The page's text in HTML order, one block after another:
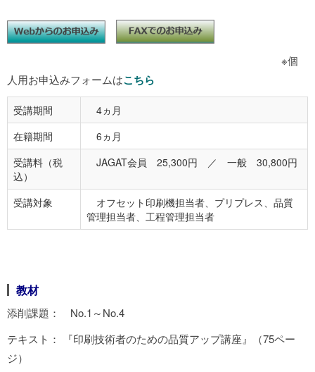
※個
人用お申込みフォームはこちら
受講期間
4ヵ月
在籍期間
6ヵ月
受講料（税
込）
JAGAT会員 25,300円 ／ 一般 30,800円
受講対象
オフセット印刷機担当者、プリプレス、品質
管理担当者、工程管理担当者
教材
添削課題： No.1～No.4
テキスト： 『印刷技術者のための品質アップ講座』（75ペー
ジ）